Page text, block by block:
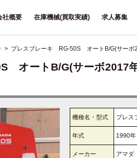
社概要 在庫機械(買取実績) 求人募集
> プレスブレーキ RG-50S オートB/G(サー
オートB/G(サーボ
機種名・型式 プレス
年式 1990年
メーカー アマダ